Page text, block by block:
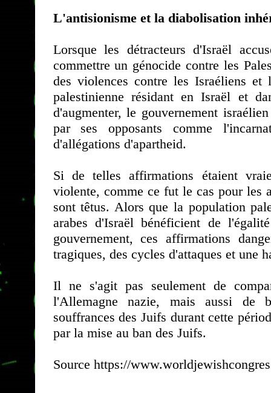
L'antisionisme et la diabolisation
Lorsque les détracteurs d'Israël
commettre un génocide contre les
des violences contre les Israéliens
palestinienne résidant en Israël et
d'augmenter, le gouvernement
par ses opposants comme
d'allégations d'apartheid.
Si de telles affirmations étaient
violente, comme ce fut le cas pour les
sont têtus. Alors que la population
arabes d'Israël bénéficient de
gouvernement, ces affirmations
tragiques, des cycles d'attaques et une
Il ne s'agit pas seulement de
l'Allemagne nazie, mais aussi de
souffrances des Juifs durant cette
par la mise au ban des Juifs.
Source https://